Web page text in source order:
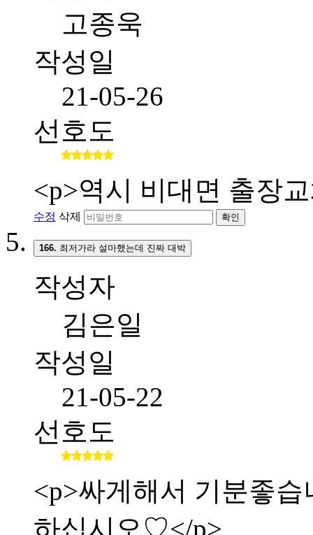
고종욱
작성일
21-05-26
선호도
<p>역시 비대면 출장
수정 삭제 확인
166. 최저가라 설마했는데 진짜 대박
작성자
김은일
작성일
21-05-22
선호도
<p>싸게해서 기분좋습
하십시오♡</p>